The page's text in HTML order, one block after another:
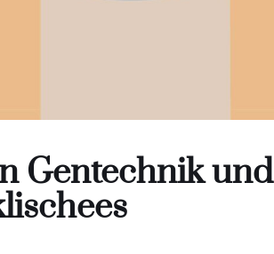
Gentechnik und